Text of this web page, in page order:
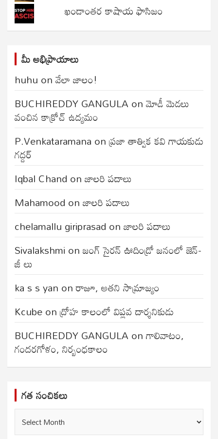
ఖండాంతర కాషాయ ఫాసిజం
మీ అభిప్రాయాలు
huhu onవేలా జాలం!
BUCHIREDDY GANGULA onమోడీ మెడలు
వంచిన కాక్రోచ్ ఉద్యమం
P.Venkataramana onప్రజా తాత్విక కవి గాయకుడు
గద్దర్
Iqbal Chand onజాలరి పదాలు
Mahamood onజాలరి పదాలు
chelamallu giriprasad onజాలరి పదాలు
Sivalakshmi onజంగ్‌ సైరన్‌ ఊదిండ్రో జనంలో జెన్-
జీ లు
ka s s yan onరాజూ, అతని సామ్రాజ్యం
Kcubeonద్రోహ కాలంలో విప్లవ దార్శనికుడు
BUCHIREDDY GANGULA onగాలివాటం,
గందరగోళం, నిర్బంధకాలం
గత సంచికలు
గత
సంచికలు